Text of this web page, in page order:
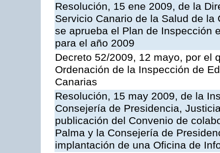
Resolución, 15 ene 2009, de la
Servicio Canario de la Salud de
se aprueba el Plan de Inspección
para el año 2009
Decreto 52/2009, 12 mayo, por el
Ordenación de la Inspección de
Canarias
Resolución, 15 may 2009, de la
Consejería de Presidencia,
publicación del Convenio de
Palma y la Consejería de
implantación de una Oficina de